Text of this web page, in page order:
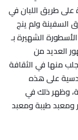
طريق اللبان في
السفينة ولم ينج
الشهيرة بـ
العديد من
منها في الثقافة
على هذه
وظهر ذلك في
ومعبد طيبة ومعبد